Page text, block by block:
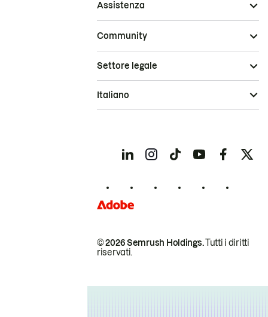
Assistenza
Community
© 2026 Semrush Holdings.Tutti i diritti
riservati.
Settore legale
Italiano